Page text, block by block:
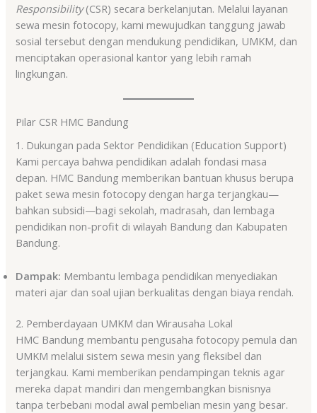
Responsibility(CSR) secara berkelanjutan. Melalui layanan
sewa mesin fotocopy, kami mewujudkan tanggung jawab
sosial tersebut dengan mendukung pendidikan, UMKM, dan
menciptakan operasional kantor yang lebih ramah
lingkungan.
Pilar CSR HMC Bandung
1. Dukungan pada Sektor Pendidikan (Education Support)
Kami percaya bahwa pendidikan adalah fondasi masa
depan. HMC Bandung memberikan bantuan khusus berupa
paket sewa mesin fotocopy dengan harga terjangkau—
bahkan subsidi—bagi sekolah, madrasah, dan lembaga
pendidikan non-profit di wilayah Bandung dan Kabupaten
Bandung.
Dampak: Membantu lembaga pendidikan menyediakan
materi ajar dan soal ujian berkualitas dengan biaya rendah.
2. Pemberdayaan UMKM dan Wirausaha Lokal
HMC Bandung membantu pengusaha fotocopy pemula dan
UMKM melalui sistem sewa mesin yang fleksibel dan
terjangkau. Kami memberikan pendampingan teknis agar
mereka dapat mandiri dan mengembangkan bisnisnya
tanpa terbebani modal awal pembelian mesin yang besar.